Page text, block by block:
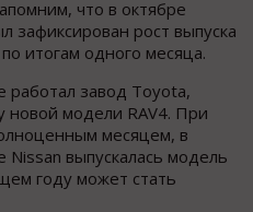
что в октябре
зафиксирован рост выпуска
итогам одного месяца.
работал завод Toyota,
новой модели RAV4. При
месяцем, в
Nissan выпускалась модель
году может стать